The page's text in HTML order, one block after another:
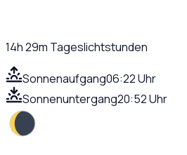
14h 29m Tageslichtstunden
Sonnenaufgang06:22 Uhr
Sonnenuntergang20:52 Uhr